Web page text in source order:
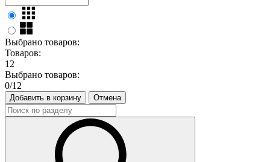
Выбрано товаров:
Товаров:
12
Выбрано товаров:
0/12
Добавить в корзину Отмена